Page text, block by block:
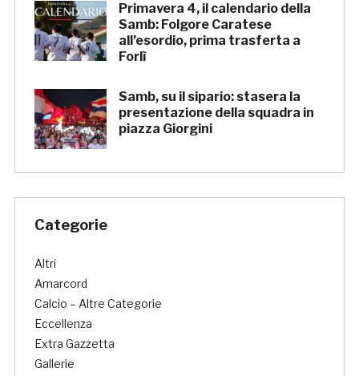
Primavera 4, il calendario della
Samb: Folgore Caratese
all’esordio, prima trasferta a
Forlì
Samb, su il sipario: stasera la
presentazione della squadra in
piazza Giorgini
Categorie
Altri
Amarcord
Calcio – Altre Categorie
Eccellenza
Extra Gazzetta
Gallerie